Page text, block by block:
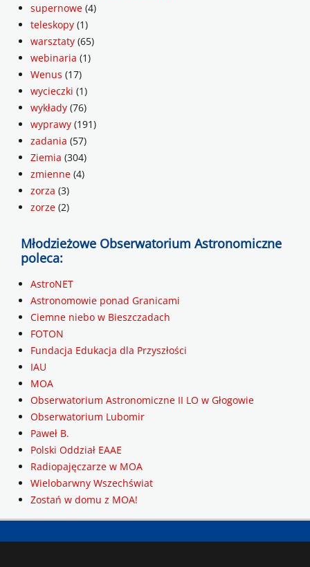
supernowe (4)
teleskopy (1)
warsztaty (65)
webinaria (1)
Wenus (17)
wycieczki (1)
wykłady (76)
wyprawy (191)
zadania (57)
Ziemia (304)
zmienne (4)
zorza (3)
zorze (2)
Młodzieżowe Obserwatorium Astronomiczne
poleca:
AstroNET
Astronomowie ponad Granicami
Ciemne niebo w Bieszczadach
FOTON
Fundacja Edukacja dla Przyszłości
IAU
MOA
Obserwatorium Astronomiczne II LO w Głogowie
Obserwatorium Lubomir
Paweł B.
Polski Oddział EAAE
Radiopajęczarze w MOA
Wielobarwny Wszechświat
Zostań w domu z MOA!